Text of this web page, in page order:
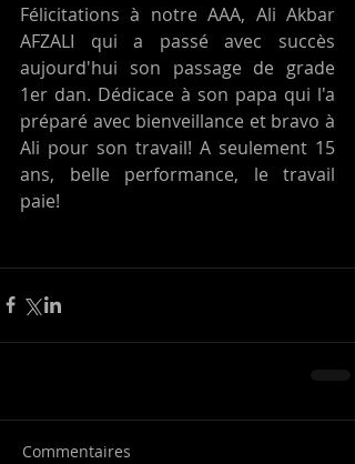
Félicitations à notre AAA, Ali Akbar
AFZALI qui a passé avec succès
aujourd'hui son passage de grade
1er dan. Dédicace à son papa qui l'a
préparé avec bienveillance et bravo à
Ali pour son travail! A seulement 15
ans, belle performance, le travail
paie!
Commentaires